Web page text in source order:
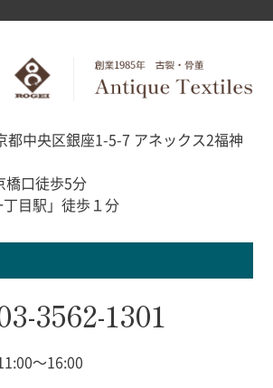
中央区銀座1-5-7 アネックス2福神
橋口徒歩5分
目駅」徒歩１分
3562-1301
～16:00